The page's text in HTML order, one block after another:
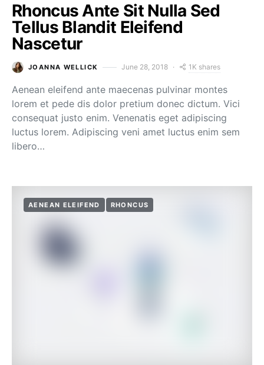
Rhoncus Ante Sit Nulla Sed
Tellus Blandit Eleifend
Nascetur
JOANNA WELLICK June 28, 2018 1K shares
Aenean eleifend ante maecenas pulvinar montes
lorem et pede dis dolor pretium donec dictum. Vici
consequat justo enim. Venenatis eget adipiscing
luctus lorem. Adipiscing veni amet luctus enim sem
libero…
AENEAN ELEIFEND RHONCUS